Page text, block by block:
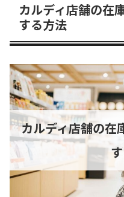
カルディ店舗の在
する方法
カルディ店舗の在